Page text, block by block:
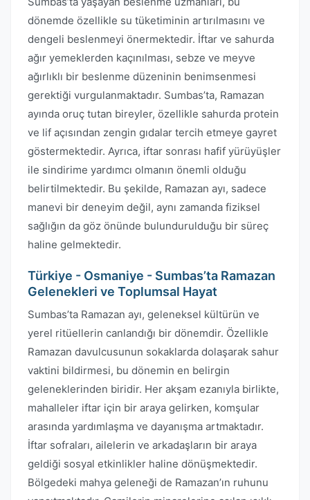
dönemde özellikle su tüketiminin artırılmasını ve
dengeli beslenmeyi önermektedir. İftar ve sahurda
ağır yemeklerden kaçınılması, sebze ve meyve
ağırlıklı bir beslenme düzeninin benimsenmesi
gerektiği vurgulanmaktadır. Sumbas’ta, Ramazan
ayında oruç tutan bireyler, özellikle sahurda protein
ve lif açısından zengin gıdalar tercih etmeye gayret
göstermektedir. Ayrıca, iftar sonrası hafif yürüyüşler
ile sindirime yardımcı olmanın önemli olduğu
belirtilmektedir. Bu şekilde, Ramazan ayı, sadece
manevi bir deneyim değil, aynı zamanda fiziksel
sağlığın da göz önünde bulundurulduğu bir süreç
haline gelmektedir.
Türkiye - Osmaniye - Sumbas’ta Ramazan
Gelenekleri ve Toplumsal Hayat
Sumbas’ta Ramazan ayı, geleneksel kültürün ve
yerel ritüellerin canlandığı bir dönemdir. Özellikle
Ramazan davulcusunun sokaklarda dolaşarak sahur
vaktini bildirmesi, bu dönemin en belirgin
geleneklerinden biridir. Her akşam ezanıyla birlikte,
mahalleler iftar için bir araya gelirken, komşular
arasında yardımlaşma ve dayanışma artmaktadır.
İftar sofraları, ailelerin ve arkadaşların bir araya
geldiği sosyal etkinlikler haline dönüşmektedir.
Bölgedeki mahya geleneği de Ramazan’ın ruhunu